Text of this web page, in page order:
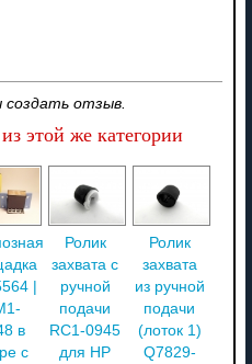
создать отзыв.
этой же категории
|
в
с
Ролик
захвата с
ручной
подачи
RC1-0945
для HP
Ролик
захвата
из ручной
подачи
(лоток 1)
Q7829-